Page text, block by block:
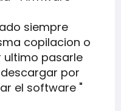
siempre
copilacion o
ultimo pasarle
por
el software "